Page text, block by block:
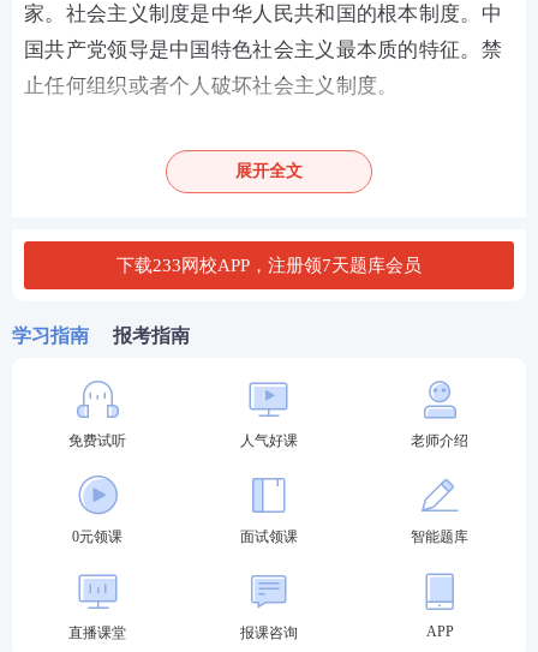
家。社会主义制度是中华人民共和国的根本制度。中
国共产党领导是中国特色社会主义最本质的特征。禁
止任何组织或者个人破坏社会主义制度。
制度)国体决定政体、政体服务国体。
下列不属于县级人民代表大会权限的是( )。
A.罢免本级人民法院院长
B.监督本级监察委员会工作
C.撤销本级人代会的不适当决议
D.罢免上一级人代会的个别代表
加教师学霸君好友 享一对一答疑
展开全文
下载233网校APP，注册领7天题库会员
学习指南 报考指南
免费试听 人气好课 老师介绍
0元领课 面试领课 智能题库
直播课堂 报课咨询 APP